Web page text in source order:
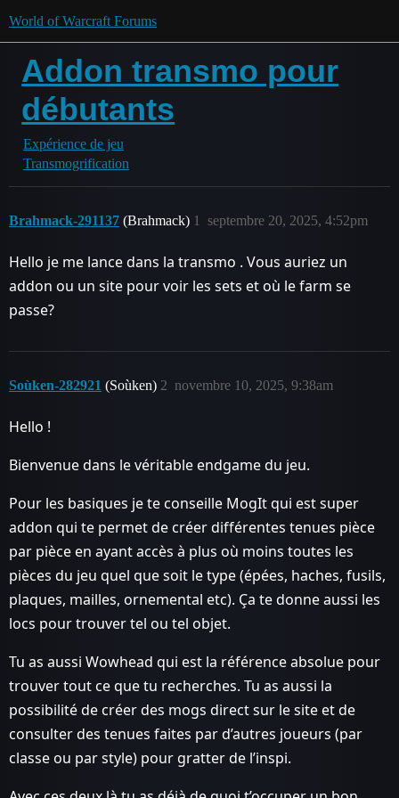
World of Warcraft Forums
Addon transmo pour
débutants
Expérience de jeu
Transmogrification
Brahmack-291137 (Brahmack) septembre 20, 2025, 4:52pm
1
Hello je me lance dans la transmo . Vous auriez un
addon ou un site pour voir les sets et où le farm se
passe?
Soùken-282921 (Soùken) novembre 10, 2025, 9:38am
2
Hello !
Bienvenue dans le véritable endgame du jeu.
Pour les basiques je te conseille MogIt qui est super
addon qui te permet de créer différentes tenues pièce
par pièce en ayant accès à plus où moins toutes les
pièces du jeu quel que soit le type (épées, haches, fusils,
plaques, mailles, ornemental etc). Ça te donne aussi les
locs pour trouver tel ou tel objet.
Tu as aussi Wowhead qui est la référence absolue pour
trouver tout ce que tu recherches. Tu as aussi la
possibilité de créer des mogs direct sur le site et de
consulter des tenues faites par d’autres joueurs (par
classe ou par style) pour gratter de l’inspi.